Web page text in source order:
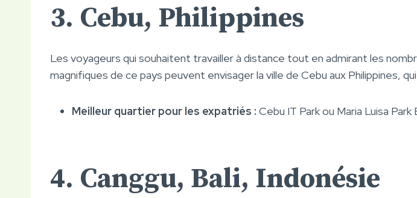
3. Cebu, Philippines
Les voyageurs qui souhaitent travailler à distance tout en admirant les
magnifiques de ce pays peuvent envisager la ville de Cebu aux Philippines,
Meilleur quartier pour les expatriés : Cebu IT Park ou Maria Luisa
4. Canggu, Bali, Indonésie